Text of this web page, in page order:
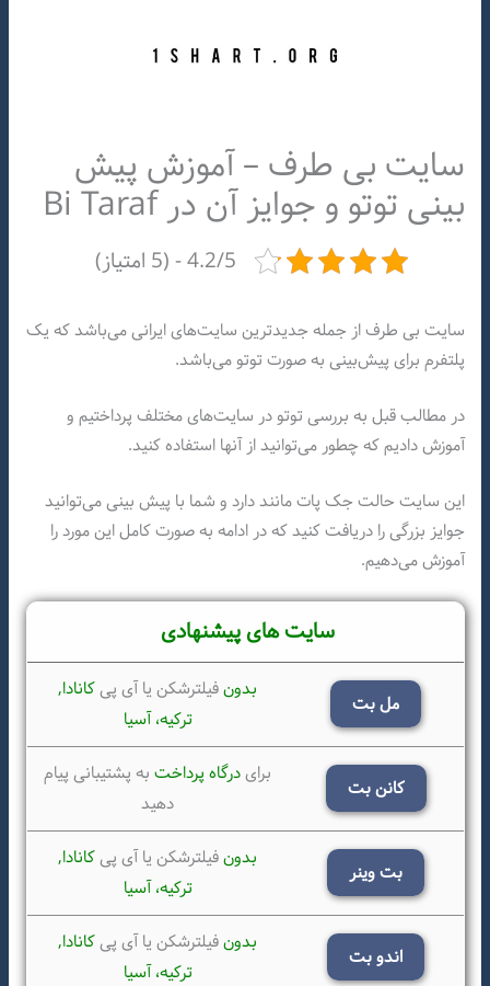
سایت بی طرف – آموزش پیش
بینی توتو و جوایز آن در Bi Taraf
4.2/5 - (5 امتیاز)
سایت بی طرف از جمله جدیدترین سایت‌های ایرانی می‌باشد که یک
پلتفرم برای پیش‌بینی به صورت توتو می‌باشد.
در مطالب قبل به بررسی توتو در سایت‌های مختلف پرداختیم و
آموزش دادیم که چطور می‌توانید از آنها استفاده کنید.
این سایت حالت جک پات مانند دارد و شما با پیش بینی می‌توانید
جوایز بزرگی را دریافت کنید که در ادامه به صورت کامل این مورد را
آموزش می‌دهیم.
سایت های پیشنهادی
مل بت
بدونفیلترشکن یا آی پیکانادا,
ترکیه، آسیا
کانن بت
برایدرگاه پرداختبه پشتیبانی پیام
دهید
بت وینر
بدونفیلترشکن یا آی پیکانادا,
ترکیه، آسیا
اندو بت
بدونفیلترشکن یا آی پیکانادا,
ترکیه، آسیا